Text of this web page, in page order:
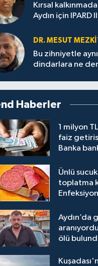
Kırsal
Aydın için IPARD III
DR. MESUT
Bu zihniyetle
dindarlara ne
Haberler
1 milyon
faiz
Banka
Ünlü
toplatma
Aydın’da
ölü